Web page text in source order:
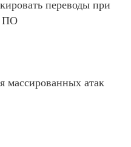
переводы при
ПО
массированных атак